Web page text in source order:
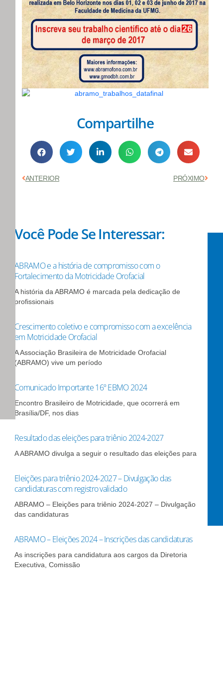
Compartilhe
Anterior
ANTERIOR PRÓXIMO
Você Pode Se Interessar:
ABRAMO e a história de compromisso com o
Fortalecimento da Motricidade Orofacial
A história da ABRAMO é marcada pela dedicação de
profissionais
Crescimento coletivo e compromisso com a excelência
em Motricidade Orofacial
A Associação Brasileira de Motricidade Orofacial
(ABRAMO) vive um período
Comunicado Importante 16º EBMO 2024
Encontro Brasileiro de Motricidade, que ocorrerá em
Brasília/DF, nos dias
Resultado das eleições para triênio 2024-2027
A ABRAMO divulga a seguir o resultado das eleições para
Eleições para triênio 2024-2027 – Divulgação das
candidaturas com registro validado
ABRAMO – Eleições para triênio 2024-2027 – Divulgação
das candidaturas
ABRAMO – Eleições 2024 – Inscrições das candidaturas
As inscrições para candidatura aos cargos da Diretoria
Executiva, Comissão